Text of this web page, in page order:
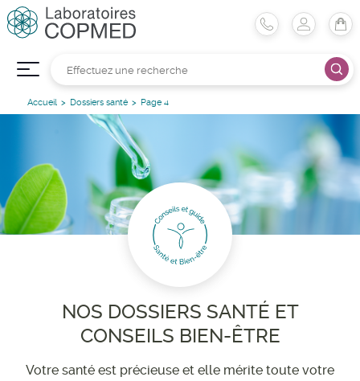
Accueil Dossiers santé Page 4
NOS DOSSIERS SANTÉ ET
CONSEILS BIEN-ÊTRE
Votre santé est précieuse et elle mérite toute votre